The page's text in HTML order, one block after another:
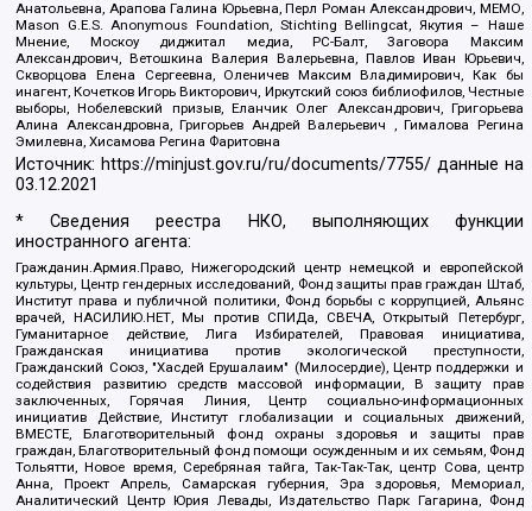
Анатольевна, Арапова Галина Юрьевна, Перл Роман Александрович, МЕМО,
Mason G.E.S. Anonymous Foundation, Stichting Bellingcat, Якутия – Наше
Мнение, Москоу диджитал медиа, РС-Балт, Заговора Максим
Александрович, Ветошкина Валерия Валерьевна, Павлов Иван Юрьевич,
Скворцова Елена Сергеевна, Оленичев Максим Владимирович, Как бы
инагент, Кочетков Игорь Викторович, Иркутский союз библиофилов, Честные
выборы, Нобелевский призыв, Еланчик Олег Александрович, Григорьева
Алина Александровна, Григорьев Андрей Валерьевич , Гималова Регина
Эмилевна, Хисамова Регина Фаритовна
Источник: https://minjust.gov.ru/ru/documents/7755/ данные на
03.12.2021
* Сведения реестра НКО, выполняющих функции
иностранного агента:
Гражданин.Армия.Право, Нижегородский центр немецкой и европейской
культуры, Центр гендерных исследований, Фонд защиты прав граждан Штаб,
Институт права и публичной политики, Фонд борьбы с коррупцией, Альянс
врачей, НАСИЛИЮ.НЕТ, Мы против СПИДа, СВЕЧА, Открытый Петербург,
Гуманитарное действие, Лига Избирателей, Правовая инициатива,
Гражданская инициатива против экологической преступности,
Гражданский Союз, "Хасдей Ерушалаим" (Милосердие), Центр поддержки и
содействия развитию средств массовой информации, В защиту прав
заключенных, Горячая Линия, Центр социально-информационных
инициатив Действие, Институт глобализации и социальных движений,
ВМЕСТЕ, Благотворительный фонд охраны здоровья и защиты прав
граждан, Благотворительный фонд помощи осужденным и их семьям, Фонд
Тольятти, Новое время, Серебряная тайга, Так-Так-Так, центр Сова, центр
Анна, Проект Апрель, Самарская губерния, Эра здоровья, Мемориал,
Аналитический Центр Юрия Левады, Издательство Парк Гагарина, Фонд